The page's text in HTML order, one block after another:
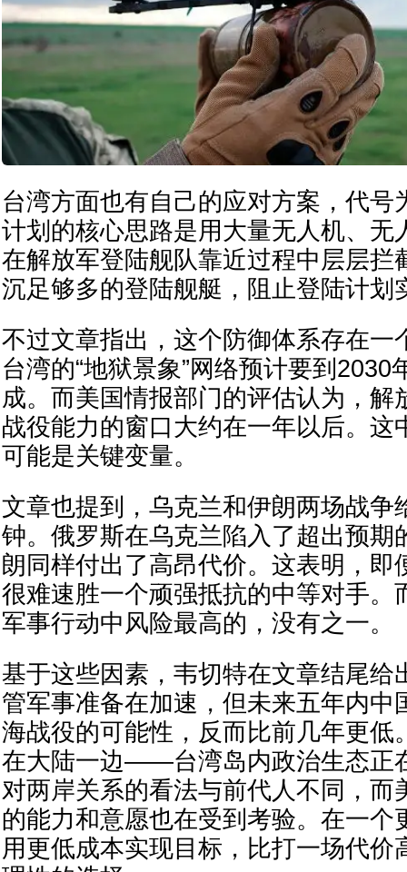
台湾方面也有自己的应对方案，代号
计划的核心思路是用大量无人机、无
在解放军登陆舰队靠近过程中层层拦
沉足够多的登陆舰艇，阻止登陆计划
不过文章指出，这个防御体系存在一
台湾的“地狱景象”网络预计要到2030
成。而美国情报部门的评估认为，解
战役能力的窗口大约在一年以后。这
可能是关键变量。
文章也提到，乌克兰和伊朗两场战争
钟。俄罗斯在乌克兰陷入了超出预期
朗同样付出了高昂代价。这表明，即
很难速胜一个顽强抵抗的中等对手。
军事行动中风险最高的，没有之一。
基于这些因素，韦切特在文章结尾给
管军事准备在加速，但未来五年内中
海战役的可能性，反而比前几年更低
在大陆一边——台湾岛内政治生态正
对两岸关系的看法与前代人不同，而
的能力和意愿也在受到考验。在一个
用更低成本实现目标，比打一场代价